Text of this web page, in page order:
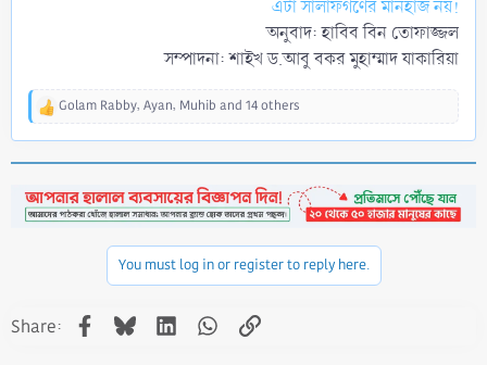
এটা সালাফগণের মানহাজ নয়!
অনুবাদ: হাবিব বিন তোফাজ্জল
সম্পাদনা: শাইখ ড.আবু বকর মুহাম্মাদ যাকারিয়া​
R
t
i
Golam Rabby, Ayan, Muhib and 14 others
You must log in or register to reply here.
Share: Facebook
BlueskyLinkedInWhatsApp
Link